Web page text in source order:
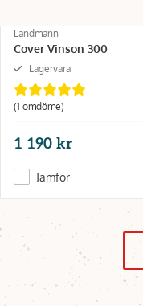
Landmann
Cover Vinson 300
Lagervara
(1 omdöme)
1 190 kr
Jämför